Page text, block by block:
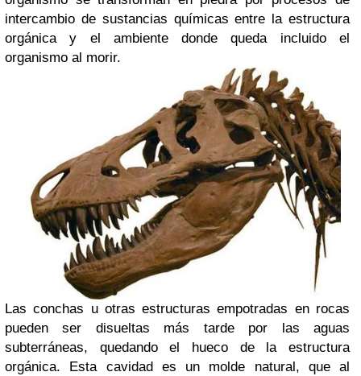
intercambio de sustancias químicas entre la estructura
orgánica y el ambiente donde queda incluido el
organismo al morir.
Las conchas u otras estructuras empotradas en rocas
pueden ser disueltas más tarde por las aguas
subterráneas, quedando el hueco de la estructura
orgánica. Esta cavidad es un molde natural, que al